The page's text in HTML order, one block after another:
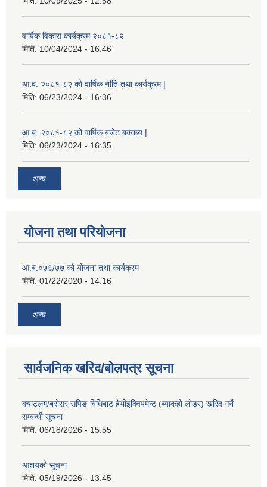
वार्षिक विकास कार्यक्रम २०८१-८२
मिति: 10/04/2024 - 16:46
आ.ब. २०८१-८२ को वार्षिक नीति तथा कार्यक्रम |
मिति: 06/23/2024 - 16:36
आ.ब. २०८१-८२ को वार्षिक बजेट बक्तब्य |
मिति: 06/23/2024 - 16:35
अन्य
योजना तथा परियोजना
आ.ब.०७६/७७ को योजना तथा कार्यक्रम
मिति: 01/22/2020 - 14:16
अन्य
सार्वजनिक खरिद/बोलपत्र सूचना
क्याटलग/ब्रोसर सपिङ बिधिबाट हेभीइक्विपमेन्ट (ब्याकहो लोडर) खरिद गर्ने
सम्बन्धी सूचना
मिति: 06/18/2026 - 15:55
आशयको सूचना
मिति: 05/19/2026 - 13:45